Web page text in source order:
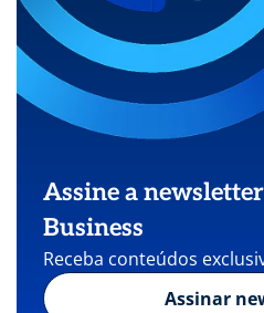
Assine a
Business
Receba conteúdos
Assinar